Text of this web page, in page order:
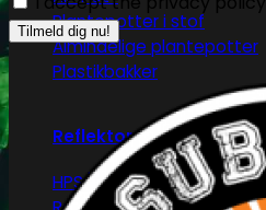
Plantepotter i stof
Almindelige plantepotter
Plastikbakker
Reflektorer & tilbehør
HPS/MH/CFL